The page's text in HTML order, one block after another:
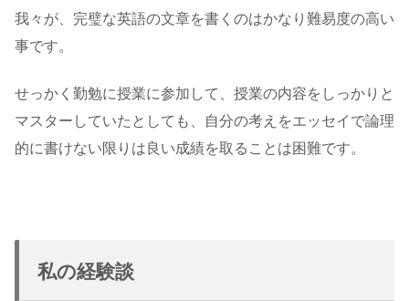
我々が、完璧な英語の文章を書くのはかなり難易度の高い
事です。
せっかく勤勉に授業に参加して、授業の内容をしっかりと
マスターしていたとしても、自分の考えをエッセイで論理
的に書けない限りは良い成績を取ることは困難です。
私の経験談